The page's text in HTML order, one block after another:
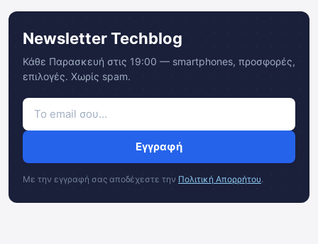
Newsletter Techblog
Κάθε Παρασκευή στις 19:00 — smartphones, προσφορές,
επιλογές. Χωρίς spam.
Εγγραφή
Με την εγγραφή σας αποδέχεστε την Πολιτική Απορρήτου.